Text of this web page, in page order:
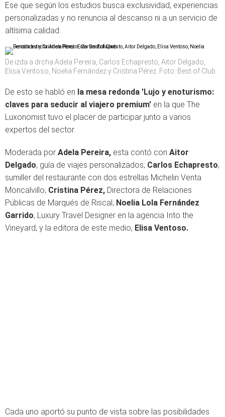
Ese que según los estudios busca exclusividad, experiencias
personalizadas y no renuncia al descanso ni a un servicio de
altísima calidad.
De izda a drcha Adela Pereira, Carlos Echapresto, Aitor Delgado,
Elisa Ventoso, Noelia Fernández y Cristina Pérez. Foto: Best of Club
De esto se habló en la mesa redonda 'Lujo y enoturismo:
claves para seducir al viajero premium' en la que The
Luxonomist tuvo el placer de participar junto a varios
expertos del sector.
Moderada por Adela Pereira, esta contó con Aitor
Delgado, guía de viajes personalizados; Carlos Echapresto,
sumiller del restaurante con dos estrellas Michelin Venta
Moncalvillo; Cristina Pérez, Directora de Relaciones
Públicas de Marqués de Riscal; Noelia Lola Fernández
Garrido, Luxury Travel Designer en la agencia Into the
Vineyard; y la editora de este medio, Elisa Ventoso.
Cada uno aportó su punto de vista sobre las posibilidades